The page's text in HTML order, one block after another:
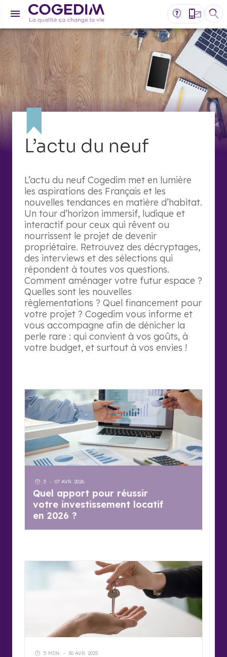
L’actu du neuf
L’actu du neuf Cogedim met en lumière
les aspirations des Français et les
nouvelles tendances en matière d’habitat.
Un tour d’horizon immersif, ludique et
interactif pour ceux qui rêvent ou
nourrissent le projet de devenir
propriétaire. Retrouvez des décryptages,
des interviews et des sélections qui
répondent à toutes vos questions.
Comment aménager votre futur espace ?
Quelles sont les nouvelles
règlementations ? Quel financement pour
votre projet ? Cogedim vous informe et
vous accompagne afin de dénicher la
perle rare : qui convient à vos goûts, à
votre budget, et surtout à vos envies !
5 - 07 AVR. 2026
Quel apport pour réussir
votre investissement locatif
en 2026 ?
5 MIN. - 30 AVR. 2025